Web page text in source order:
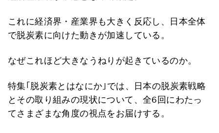
これに経済界・産業界も大きく反応し、日本全体
で脱炭素に向けた動きが加速している。
なぜこれほど大きなうねりが起きているのか。
特集｢脱炭素とはなにか｣では、日本の脱炭素戦略
とその取り組みの現状について、全6回にわたっ
てさまざまな角度の視点をお届けする。